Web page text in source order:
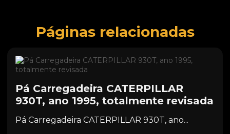
Páginas relacionadas
Pá Carregadeira CATERPILLAR
930T, ano 1995, totalmente revisada
Pá Carregadeira CATERPILLAR 930T, ano...